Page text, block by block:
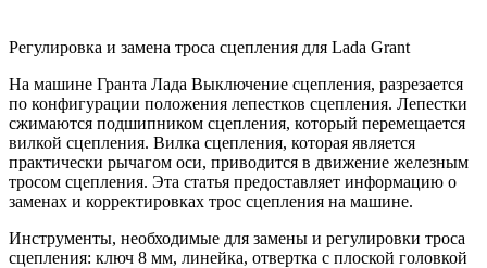
Регулировка и замена троса сцепления для Lada Grant
На машине Гранта Лада Выключение сцепления, разрезается
по конфигурации положения лепестков сцепления. Лепестки
сжимаются подшипником сцепления, который перемещается
вилкой сцепления. Вилка сцепления, которая является
практически рычагом оси, приводится в движение железным
тросом сцепления. Эта статья предоставляет информацию о
заменах и корректировках трос сцепления на машине.
Инструменты, необходимые для замены и регулировки троса
сцепления: ключ 8 мм, линейка, отвертка с плоской головкой